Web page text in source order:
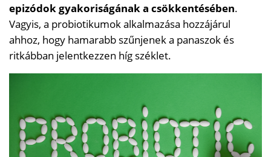
epizódok gyakoriságának a csökkentésében.
Vagyis, a probiotikumok alkalmazása hozzájárul
ahhoz, hogy hamarabb szűnjenek a panaszok és
ritkábban jelentkezzen híg széklet.